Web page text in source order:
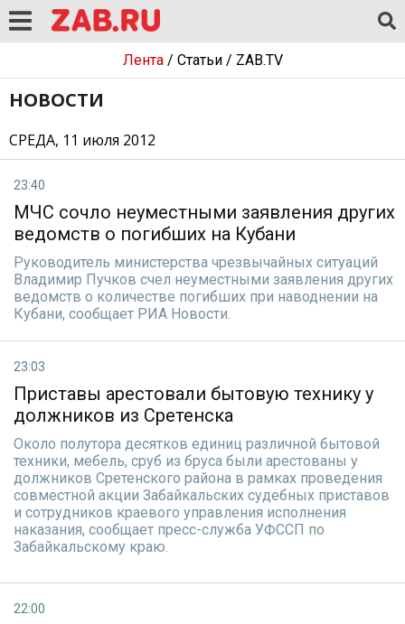
Лента/ Статьи/ ZAB.TV
НОВОСТИ
СРЕДА, 11 июля 2012
23:40
МЧС сочло неуместными заявления других
ведомств о погибших на Кубани
Руководитель министерства чрезвычайных ситуаций
Владимир Пучков счел неуместными заявления других
ведомств о количестве погибших при наводнении на
Кубани, сообщает РИА Новости.
23:03
Приставы арестовали бытовую технику у
должников из Сретенска
Около полутора десятков единиц различной бытовой
техники, мебель, сруб из бруса были арестованы у
должников Сретенского района в рамках проведения
совместной акции Забайкальских судебных приставов
и сотрудников краевого управления исполнения
наказания, сообщает пресс-служба УФССП по
Забайкальскому краю.
22:00